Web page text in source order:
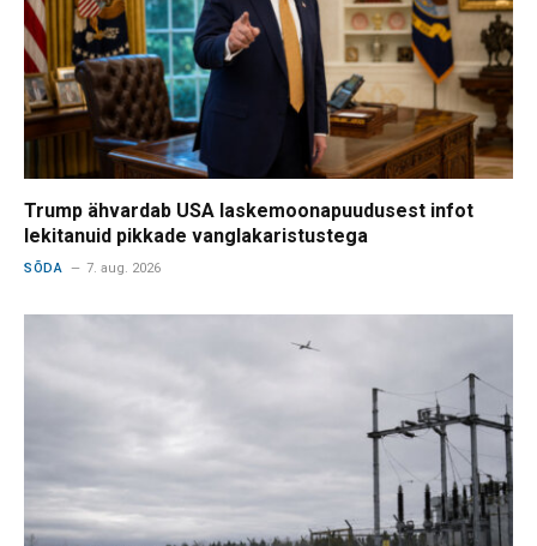
Trump ähvardab USA laskemoonapuudusest infot
lekitanuid pikkade vanglakaristustega
SÕDA 7. aug. 2026